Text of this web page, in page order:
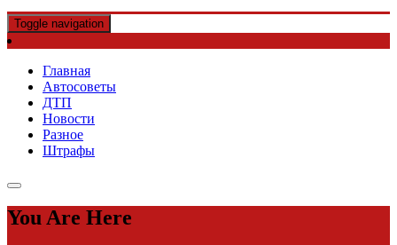
Toggle navigation
Главная
Автосоветы
ДТП
Новости
Разное
Штрафы
You Are Here